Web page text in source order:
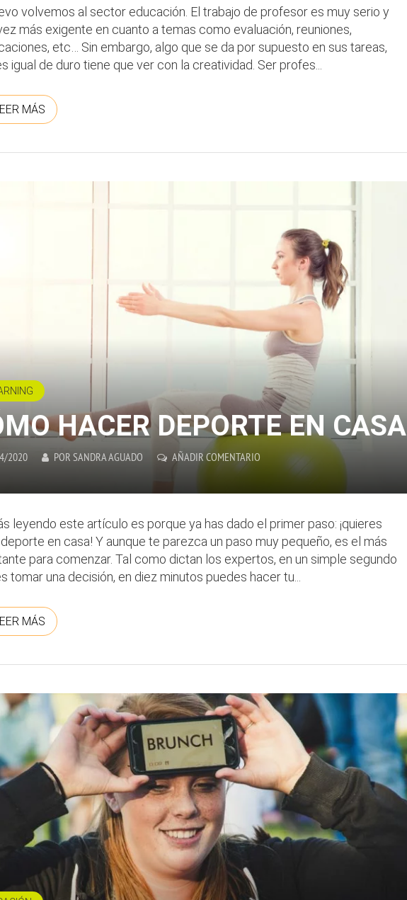
volvemos al sector educación. El trabajo de profesor es muy serio y
más exigente en cuanto a temas como evaluación, reuniones,
etc… Sin embargo, algo que se da por supuesto en sus tareas,
igual de duro tiene que ver con la creatividad. Ser profes...
MÁS
HACER DEPORTE EN CASA
2020 POR SANDRA AGUADO AÑADIR COMENTARIO
leyendo este artículo es porque ya has dado el primer paso: ¡quieres
en casa! Y aunque te parezca un paso muy pequeño, es el más
para comenzar. Tal como dictan los expertos, en un simple segundo
tomar una decisión, en diez minutos puedes hacer tu...
MÁS